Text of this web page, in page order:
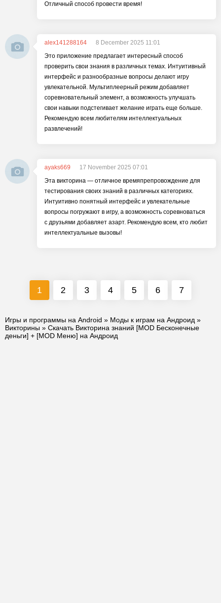
Отличный способ провести время!
alex141288164
8 December 2025 11:01
Это приложение предлагает интересный способ
проверить свои знания в различных темах. Интуитивный
интерфейс и разнообразные вопросы делают игру
увлекательной. Мультиплеерный режим добавляет
соревновательный элемент, а возможность улучшать
свои навыки подстегивает желание играть еще больше.
Рекомендую всем любителям интеллектуальных
развлечений!
ayaks669
17 November 2025 07:01
Эта викторина — отличное времяпрепровождение для
тестирования своих знаний в различных категориях.
Интуитивно понятный интерфейс и увлекательные
вопросы погружают в игру, а возможность соревноваться
с друзьями добавляет азарт. Рекомендую всем, кто любит
интеллектуальные вызовы!
1 2 3 4 5 6 7
Игры и программы на Android » Моды к играм на Андроид »
Викторины » Скачать Викторина знаний [MOD Бесконечные
деньги] + [MOD Меню] на Андроид